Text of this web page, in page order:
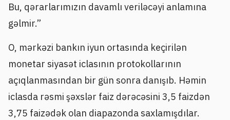
Bu, qərarlarımızın davamlı veriləcəyi anlamına
gəlmir.”
O, mərkəzi bankın iyun ortasında keçirilən
monetar siyasət iclasının protokollarının
açıqlanmasından bir gün sonra danışıb. Həmin
iclasda rəsmi şəxslər faiz dərəcəsini 3,5 faizdən
3,75 faizədək olan diapazonda saxlamışdılar.